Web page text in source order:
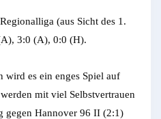
(aus Sicht des 1.
3:0 (A), 0:0 (H).
wird es ein enges Spiel auf
mit viel Selbstvertrauen
gegen Hannover 96 II (2:1)